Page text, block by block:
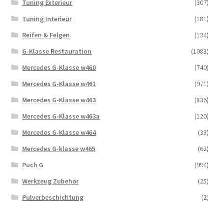
Tuning Exterieur
(307)
Tuning Interieur
(181)
Reifen & Felgen
(134)
G-Klasse Restauration
(1083)
Mercedes G-Klasse w460
(740)
Mercedes G-Klasse w461
(971)
Mercedes G-Klasse w463
(836)
Mercedes G-Klasse w463a
(120)
Mercedes G-Klasse w464
(33)
Mercedes G-klasse w465
(62)
Puch G
(994)
Werkzeug Zubehör
(25)
Pulverbeschichtung
(2)